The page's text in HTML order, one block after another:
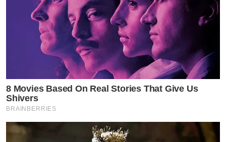
8 Movies Based On Real Stories That Give Us
Shivers
BRAINBERRIES